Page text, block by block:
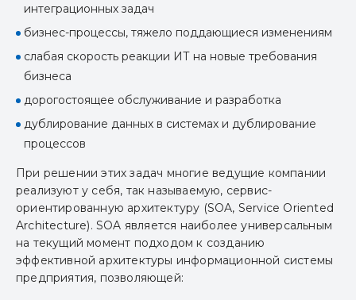
интеграционных задач
бизнес-процессы, тяжело поддающиеся изменениям
слабая скорость реакции ИТ на новые требования
бизнеса
дорогостоящее обслуживание и разработка
дублирование данных в системах и дублирование
процессов
При решении этих задач многие ведущие компании
реализуют у себя, так называемую, сервис-
ориентированную архитектуру (SOA, Service Oriented
Architecture). SOA является наиболее универсальным
на текущий момент подходом к созданию
эффективной архитектуры информационной системы
предприятия, позволяющей: